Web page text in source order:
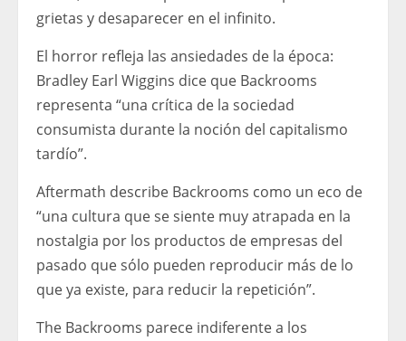
grietas y desaparecer en el infinito.
El horror refleja las ansiedades de la época:
Bradley Earl Wiggins dice que Backrooms
representa “una crítica de la sociedad
consumista durante la noción del capitalismo
tardío”.
Aftermath describe Backrooms como un eco de
“una cultura que se siente muy atrapada en la
nostalgia por los productos de empresas del
pasado que sólo pueden reproducir más de lo
que ya existe, para reducir la repetición”.
The Backrooms parece indiferente a los